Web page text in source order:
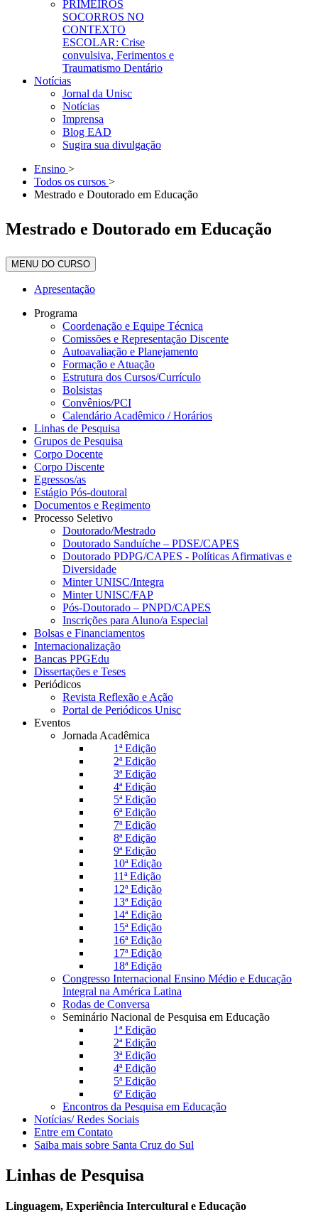
PRIMEIROS
SOCORROS NO
CONTEXTO
ESCOLAR: Crise
convulsiva, Ferimentos e
Traumatismo Dentário
Notícias
Jornal da Unisc
Notícias
Imprensa
Blog EAD
Sugira sua divulgação
Ensino >
Todos os cursos >
Mestrado e Doutorado em Educação
Mestrado e Doutorado em Educação
MENU DO CURSO
Apresentação
Programa
Coordenação e Equipe Técnica
Comissões e Representação Discente
Autoavaliação e Planejamento
Formação e Atuação
Estrutura dos Cursos/Currículo
Bolsistas
Convênios/PCI
Calendário Acadêmico / Horários
Linhas de Pesquisa
Grupos de Pesquisa
Corpo Docente
Corpo Discente
Egressos/as
Estágio Pós-doutoral
Documentos e Regimento
Processo Seletivo
Doutorado/Mestrado
Doutorado Sanduíche – PDSE/CAPES
Doutorado PDPG/CAPES - Políticas Afirmativas e
Diversidade
Minter UNISC/Integra
Minter UNISC/FAP
Pós-Doutorado – PNPD/CAPES
Inscrições para Aluno/a Especial
Bolsas e Financiamentos
Internacionalização
Bancas PPGEdu
Dissertações e Teses
Periódicos
Revista Reflexão e Ação
Portal de Periódicos Unisc
Eventos
Jornada Acadêmica
1ª Edição
2ª Edição
3ª Edição
4ª Edição
5ª Edição
6ª Edição
7ª Edição
8ª Edição
9ª Edição
10ª Edição
11ª Edição
12ª Edição
13ª Edição
14ª Edição
15ª Edição
16ª Edição
17ª Edição
18ª Edição
Congresso Internacional Ensino Médio e Educação
Integral na América Latina
Rodas de Conversa
Seminário Nacional de Pesquisa em Educação
1ª Edição
2ª Edição
3ª Edição
4ª Edição
5ª Edição
6ª Edição
Encontros da Pesquisa em Educação
Notícias/ Redes Sociais
Entre em Contato
Saiba mais sobre Santa Cruz do Sul
Linhas de Pesquisa
Linguagem, Experiência Intercultural e Educação